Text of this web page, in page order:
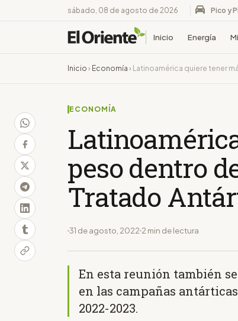
sábado, 08 de agosto de 2026 Pico y
Inicio Energía
Inicio › Economía › Latinoamérica quiere tener
ECONOMÍA
peso dentro
Tratado
31 de agosto, 2022 2 min de lectura
En esta reunión también
en las campañas
2022-2023.